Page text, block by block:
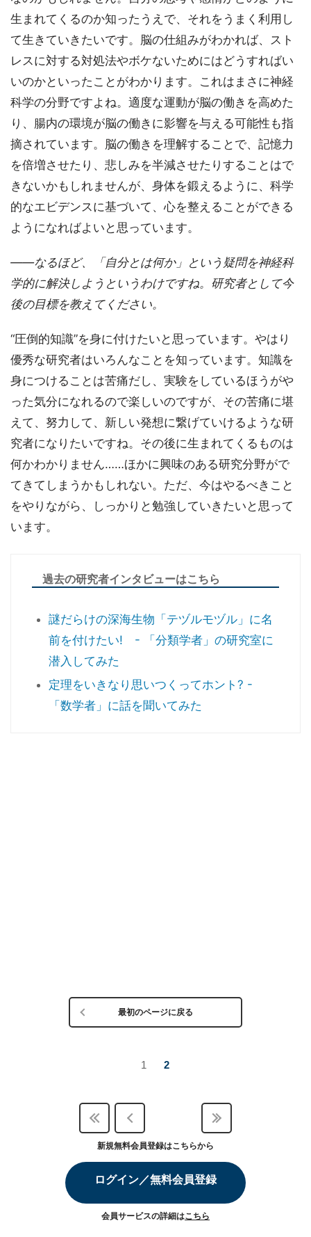
生まれてくるのか知ったうえで、それをうまく利用し
て生きていきたいです。脳の仕組みがわかれば、スト
レスに対する対処法やボケないためにはどうすればい
いのかといったことがわかります。これはまさに神経
科学の分野ですよね。適度な運動が脳の働きを高めた
り、腸内の環境が脳の働きに影響を与える可能性も指
摘されています。脳の働きを理解することで、記憶力
を倍増させたり、悲しみを半減させたりすることはで
きないかもしれませんが、身体を鍛えるように、科学
的なエビデンスに基づいて、心を整えることができる
ようになればよいと思っています。
――なるほど、「自分とは何か」という疑問を神経科
学的に解決しようというわけですね。研究者として今
後の目標を教えてください。
“圧倒的知識”を身に付けたいと思っています。やはり
優秀な研究者はいろんなことを知っています。知識を
身につけることは苦痛だし、実験をしているほうがや
った気分になれるので楽しいのですが、その苦痛に堪
えて、努力して、新しい発想に繋げていけるような研
究者になりたいですね。その後に生まれてくるものは
何かわかりません……ほかに興味のある研究分野がで
てきてしまうかもしれない。ただ、今はやるべきこと
をやりながら、しっかりと勉強していきたいと思って
います。
過去の研究者インタビューはこちら
謎だらけの深海生物「テヅルモヅル」に名
前を付けたい! - 「分類学者」の研究室に
潜入してみた
定理をいきなり思いつくってホント? -
「数学者」に話を聞いてみた
最初のページに戻る
1 2
新規無料会員登録はこちらから
ログイン／無料会員登録
会員サービスの詳細はこちら